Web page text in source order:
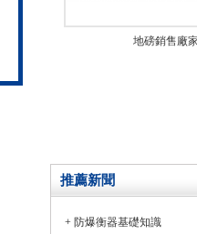
地磅銷售廠家
推薦新聞
+ 防爆衡器基礎知識